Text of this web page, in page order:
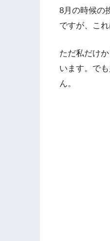
8月の時候の
ですが、こ
ただ私だけ
います。で
ん。